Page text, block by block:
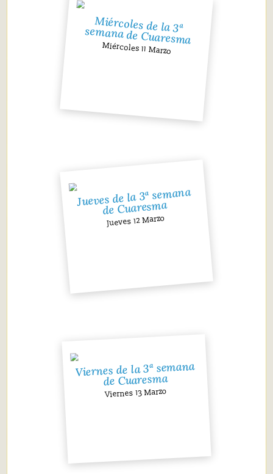
Miércoles de la 3ª
semana de Cuaresma
Miércoles 11 Marzo
Jueves de la 3ª semana
de Cuaresma
Jueves 12 Marzo
Viernes de la 3ª semana
de Cuaresma
Viernes 13 Marzo